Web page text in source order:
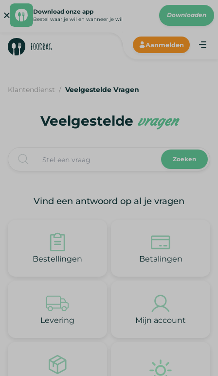
Aanmelden
Download onze app
Bestel waar je wil en wanneer je wil
Downloaden
Klantendienst / Veelgestelde Vragen
Veelgestelde vragen
Zoeken
Vind een antwoord op al je vragen
Bestellingen Betalingen
Levering Mijn account